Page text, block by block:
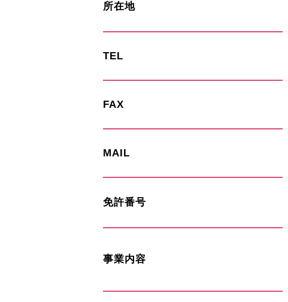
所在地
TEL
FAX
MAIL
免許番号
事業内容